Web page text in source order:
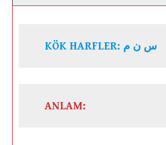
KÖK HARFLER: س ن م
ANLAM: